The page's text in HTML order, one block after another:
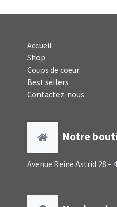
Accueil
Shop
Coups de coeur
Best sellers
Contactez-nous
Notre
Avenue Reine Astrid 28 –